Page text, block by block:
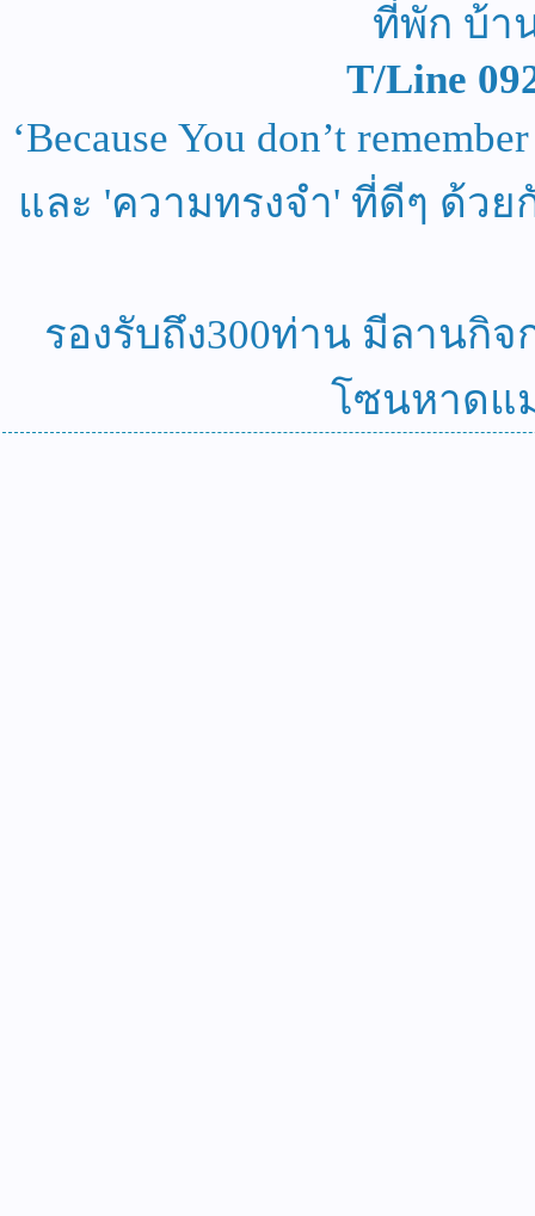
ที่พัก บ้า
T/Line
‘Because You don’t
และ 'ความทรงจำ' ที่ดีๆ ด้ว
รองรับถึง300ท่าน มีลานกิ
โซนหาดแ